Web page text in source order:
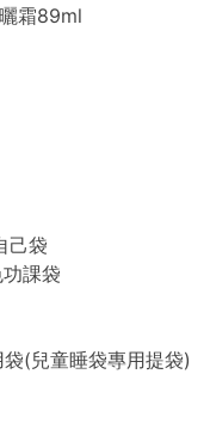
霜89ml
己袋
課袋
(兒童睡袋專用提袋)